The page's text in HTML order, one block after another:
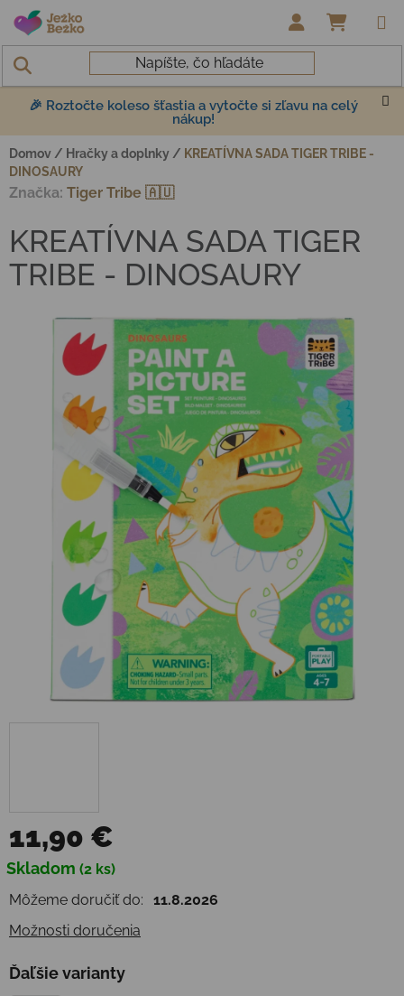
Prejsť na obsah
🎉 Roztočte koleso šťastia a vytočte si zľavu na celý
nákup!
Domov / Hračky a doplnky / KREATÍVNA SADA TIGER TRIBE -
DINOSAURY
11,90 €
Jednotková cena:
Skladom (2 ks)
Môžeme doručiť do:
11.8.2026
Možnosti doručenia
Ďaľšie varianty
KREATÍVNA SADA TIGER
TRIBE - DINOSAURY
Značka: Tiger Tribe 🇦🇺